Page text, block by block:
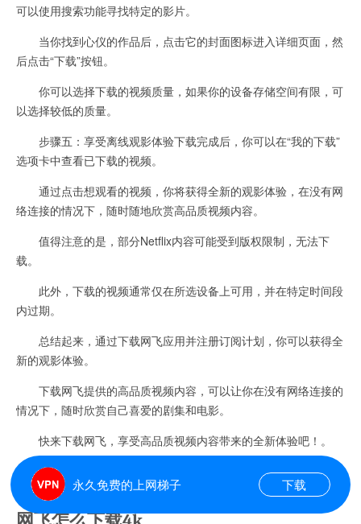
可以使用搜索功能寻找特定的影片。
当你找到心仪的作品后，点击它的封面图标进入详细页面，然
后点击“下载”按钮。
你可以选择下载的视频质量，如果你的设备存储空间有限，可
以选择较低的质量。
步骤五：享受离线观影体验下载完成后，你可以在“我的下载”
选项卡中查看已下载的视频。
通过点击想观看的视频，你将获得全新的观影体验，在没有网
络连接的情况下，随时随地欣赏高品质视频内容。
值得注意的是，部分Netflix内容可能受到版权限制，无法下
载。
此外，下载的视频通常仅在所选设备上可用，并在特定时间段
内过期。
总结起来，通过下载网飞应用并注册订阅计划，你可以获得全
新的观影体验。
下载网飞提供的高品质视频内容，可以让你在没有网络连接的
情况下，随时欣赏自己喜爱的剧集和电影。
快来下载网飞，享受高品质视频内容带来的全新体验吧！。
#29#
永久免费的上网梯子 下载